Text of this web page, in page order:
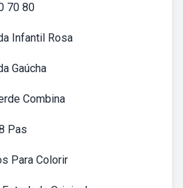
70 80
Infantil Rosa
Gaúcha
Combina
Pas
Para Colorir